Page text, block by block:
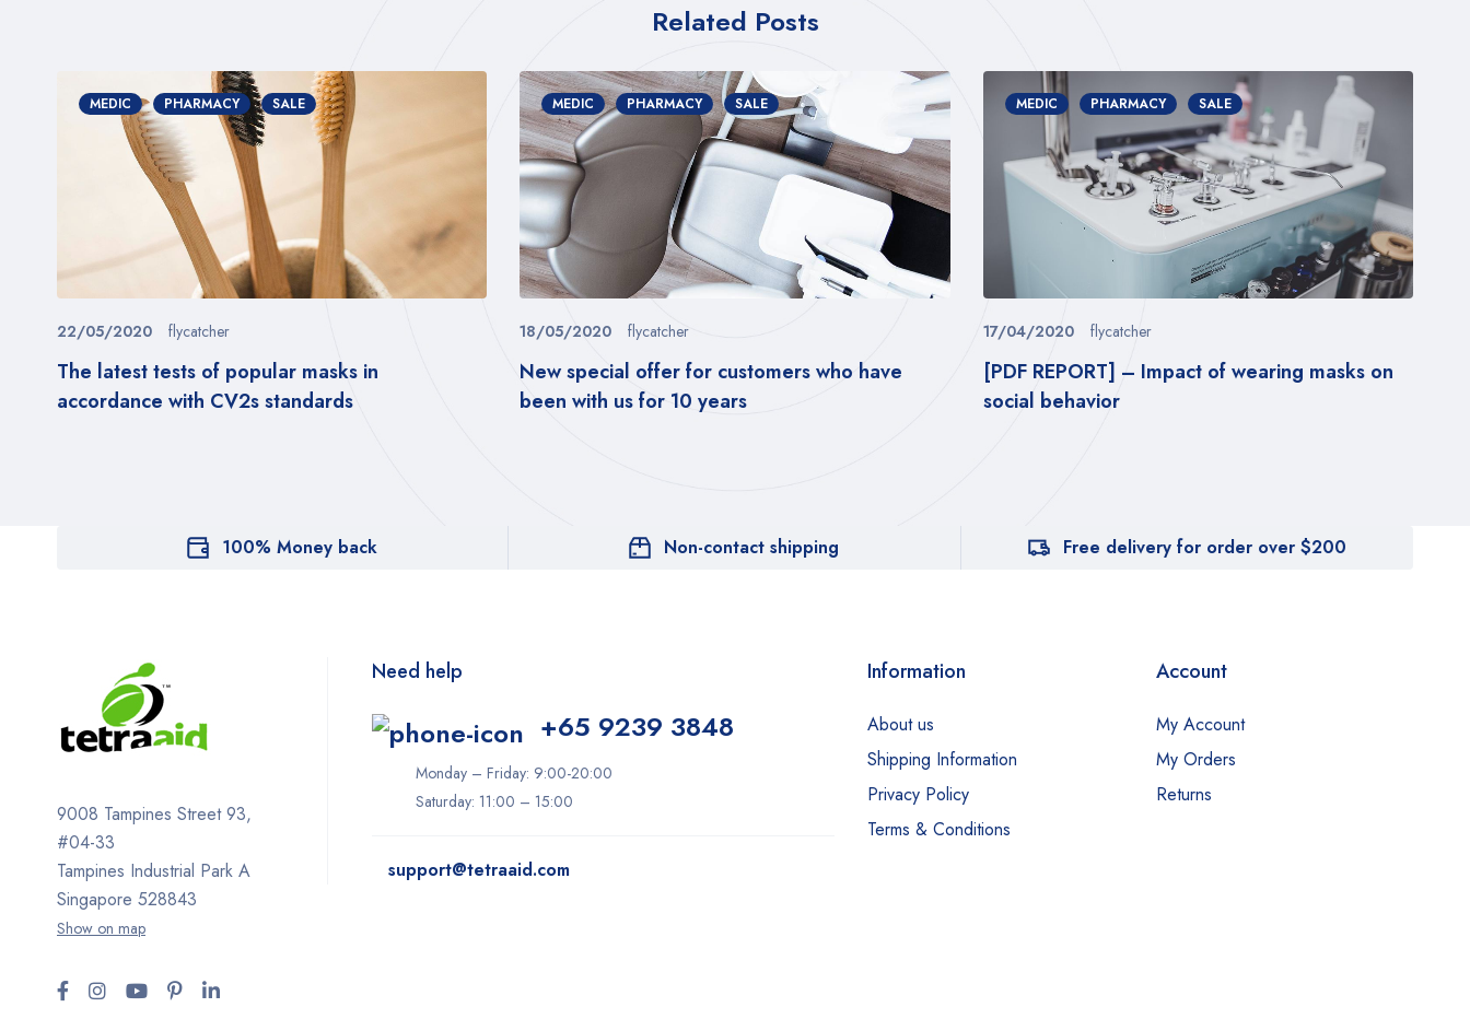
Related Posts
MEDIC PHARMACY SALE
The latest tests of popular masks in
accordance with CV2s standards
22/05/2020 flycatcher
MEDIC PHARMACY SALE
New special offer for customers who have
been with us for 10 years
18/05/2020 flycatcher
MEDIC PHARMACY SALE
[PDF REPORT] – Impact of wearing masks on
social behavior
17/04/2020 flycatcher
100% Money back Non-contact shipping Free delivery for order over $200
9008 Tampines Street 93,
#04-33
Tampines Industrial Park A
Singapore 528843
Show on map
Need help
+65 9239 3848
Monday – Friday: 9:00-20:00
Saturday: 11:00 – 15:00
support@tetraaid.com
Information
About us
Shipping Information
Privacy Policy
Terms & Conditions
Account
My Account
My Orders
Returns